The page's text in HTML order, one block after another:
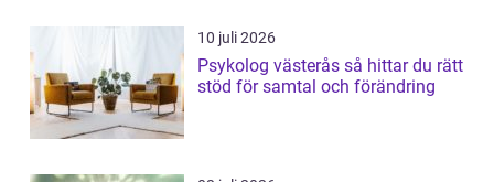
10 juli 2026
Psykolog västerås så hittar du rätt
stöd för samtal och förändring